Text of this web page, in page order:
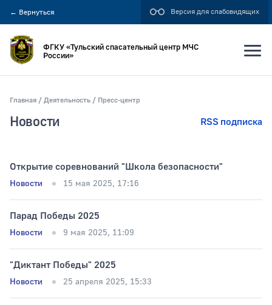
← Вернуться Версия для слабовидящих
Искать по:
Публикация не ранее
ФГКУ «Тульский спасательный центр МЧС
России»
Главная Деятельность Пресс-центр
Открытие соревнований "Школа безопасности"
Новости 15 мая 2025, 17:16
Парад Победы 2025
Новости 9 мая 2025, 11:09
"Диктант Победы" 2025
Новости 25 апреля 2025, 15:33
Новости RSS подписка